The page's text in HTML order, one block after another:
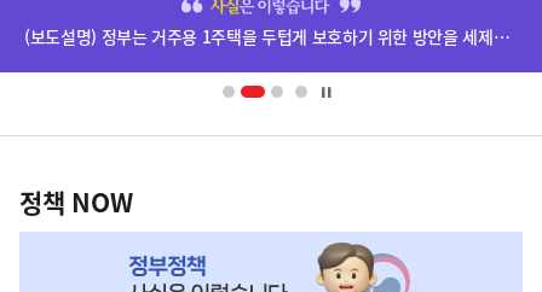
기
사
영
(보도설명) 정부는 거주용 1주택을 두텁게 보호하기 위한 방안을 세제개편안에 담았습니다.
책
NOW,
정책 NOW